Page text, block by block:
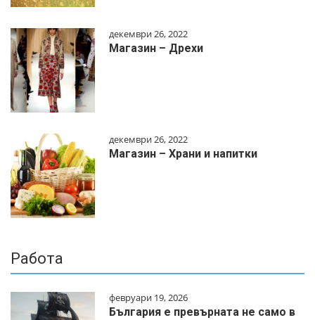
декември 26, 2022
Магазин – Дрехи
декември 26, 2022
Магазин – Храни и напитки
Работа
февруари 19, 2026
България е превърната не само в